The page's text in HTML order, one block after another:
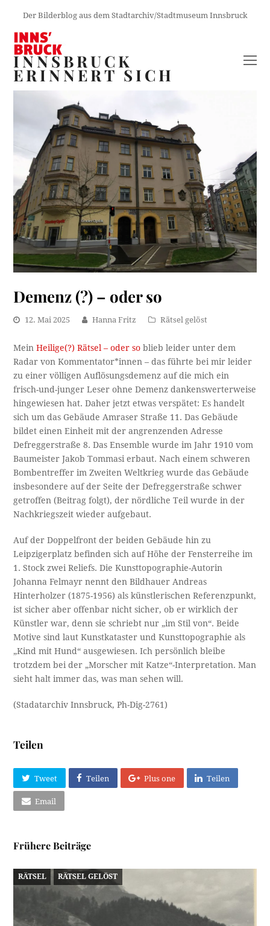
Der Bilderblog aus dem Stadtarchiv/Stadtmuseum Innsbruck
INNSBRUCK
ERINNERT SICH
Demenz (?) – oder so
12. Mai 2025 Hanna Fritz Rätsel gelöst
MeinHeilige(?) Rätsel – oder soblieb leider unter dem
Radar von Kommentator*innen – das führte bei mir leider
zu einer völligen Auflösungsdemenz auf die mich ein
frisch-und-junger Leser ohne Demenz dankenswerterweise
hingewiesen hat. Daher jetzt etwas verspätet: Es handelt
sich um das Gebäude Amraser Straße 11. Das Gebäude
bildet einen Einheit mit der angrenzenden Adresse
Defreggerstraße 8. Das Ensemble wurde im Jahr 1910 vom
Baumeister Jakob Tommasi erbaut. Nach einem schweren
Bombentreffer im Zweiten Weltkrieg wurde das Gebäude
insbesondere auf der Seite der Defreggerstraße schwer
getroffen (Beitrag folgt), der nördliche Teil wurde in der
Nachkriegszeit wieder aufgebaut.
Auf der Doppelfront der beiden Gebäude hin zu
Leipzigerplatz befinden sich auf Höhe der Fensterreihe im
1. Stock zwei Reliefs. Die Kunsttopographie-Autorin
Johanna Felmayr nennt den Bildhauer Andreas
Hinterholzer (1875-1956) als künstlerischen Referenzpunkt,
ist sicher aber offenbar nicht sicher, ob er wirklich der
Künstler war, denn sie schriebt nur „im Stil von“. Beide
Motive sind laut Kunstkataster und Kunsttopographie als
„Kind mit Hund“ ausgewiesen. Ich persönlich bleibe
trotzdem bei der „Morscher mit Katze“-Interpretation. Man
sieht halt immer das, was man sehen will.
(Stadatarchiv Innsbruck, Ph-Dig-2761)
Teilen
Tweet Teilen Plus one Teilen
Email
Frühere Beiträge
RÄTSEL RÄTSEL GELÖST